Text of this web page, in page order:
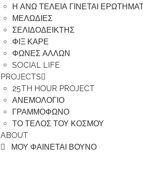
Η ΑΝΩ ΤΕΛΕΙΑ ΓΙΝΕΤΑΙ
ΜΕΛΩΔΙΕΣ
ΣΕΛΙΔΟΔΕΙΚΤΗΣ
ΦΙΞ ΚΑΡΕ
ΦΩΝΕΣ ΑΛΛΩΝ
SOCIAL LIFE
PROJECTS
25TH HOUR PROJECT
ΑΝΕΜΟΛΟΓΙΟ
ΓΡΑΜΜΟΦΩΝΟ
ΤΟ ΤΕΛΟΣ ΤΟΥ ΚΟΣΜΟΥ
ABOUT
ΜΟΥ ΦΑΙΝΕΤΑΙ ΒΟΥΝΟ